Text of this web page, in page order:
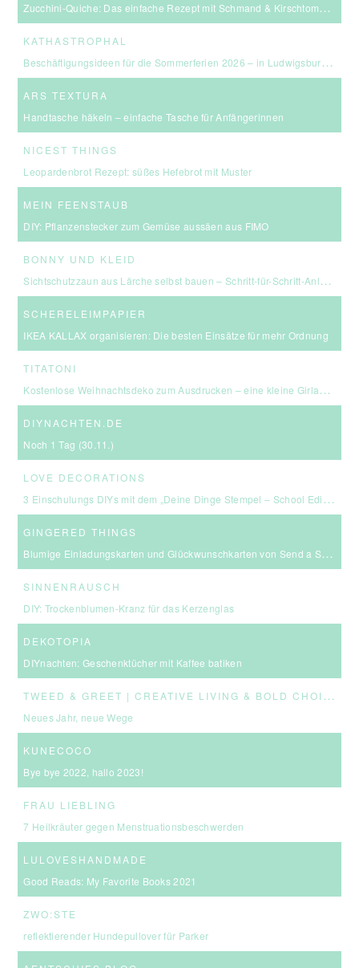
Zucchini-Quiche: Das einfache Rezept mit Schmand & Kirschtomaten
KATHASTROPHAL
Beschäftigungsideen für die Sommerferien 2026 – in Ludwigsburg, Stuttgart & Umgebung
ARS TEXTURA
Handtasche häkeln – einfache Tasche für Anfängerinnen
NICEST THINGS
Leopardenbrot Rezept: süßes Hefebrot mit Muster
MEIN FEENSTAUB
DIY: Pflanzenstecker zum Gemüse aussäen aus FIMO
BONNY UND KLEID
Sichtschutzzaun aus Lärche selbst bauen – Schritt-für-Schritt-Anleitung & Kosten
SCHERELEIMPAPIER
IKEA KALLAX organisieren: Die besten Einsätze für mehr Ordnung
TITATONI
Kostenlose Weihnachtsdeko zum Ausdrucken – eine kleine Girlande für euer Zuhause ☆
DIYNACHTEN.DE
Noch 1 Tag (30.11.)
LOVE DECORATIONS
3 Einschulungs DIYs mit dem „Deine Dinge Stempel – School Edition“ #BackToSchool + Gewinnspiel
GINGERED THINGS
Blumige Einladungskarten und Glückwunschkarten von Send a Smile
SINNENRAUSCH
DIY: Trockenblumen-Kranz für das Kerzenglas
DEKOTOPIA
DIYnachten: Geschenktücher mit Kaffee batiken
T
WEED & GREET | CREATIVE LIVING & BOLD CHOICES
Neues Jahr, neue Wege
KUNECOCO
Bye bye 2022, hallo 2023!
FRAU LIEBLING
7 Heilkräuter gegen Menstruationsbeschwerden
LULOVESHANDMADE
Good Reads: My Favorite Books 2021
ZWO:STE
reflektierender Hundepullover für Parker